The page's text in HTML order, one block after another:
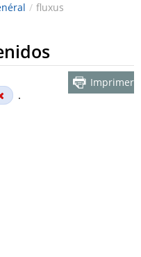
/ fluxus
.
Imprimer